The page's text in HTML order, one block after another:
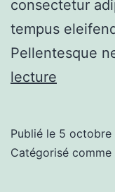
consectetur
tempus
Pellentesque
lecture
Publié le 5 octobre
Catégorisé comme